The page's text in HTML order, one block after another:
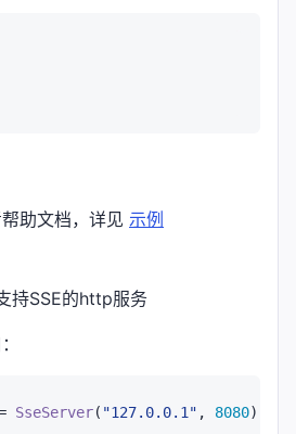
助文档，详见 示例
持SSE的http服务
SseServer( "127.0.0.1" , 8080